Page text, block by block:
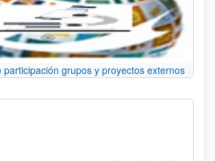
participación grupos y proyectos externos